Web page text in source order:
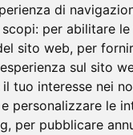
di
per abilitare
sito web, per
sul sito
il tuo interesse nei
personalizzare le
, per pubblicare